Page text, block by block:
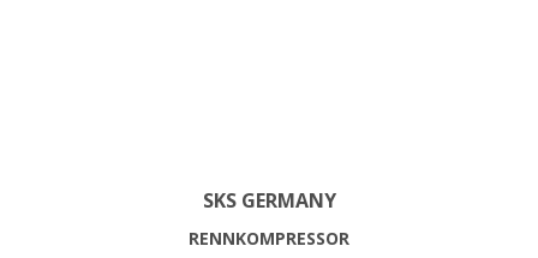
SKS GERMANY
RENNKOMPRESSOR